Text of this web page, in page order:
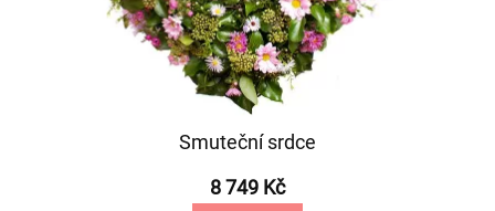
Smuteční srdce
8 749 Kč